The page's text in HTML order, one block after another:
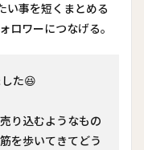
い事を短くまとめる
ロワーにつなげる。
た😆
り込むようなもの
を歩いてきてどう